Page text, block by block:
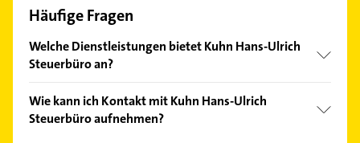
Häufige Fragen
Welche Dienstleistungen bietet Kuhn Hans-Ulrich
Steuerbüro an?
Steuergestaltung, Unternehmensberatung,
Existenzgründungsberatung, Schuldnerberatung
Wie kann ich Kontakt mit Kuhn Hans-Ulrich
Steuerbüro aufnehmen?